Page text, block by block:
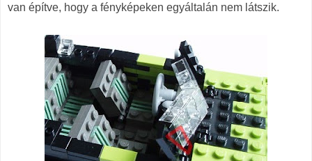
van építve, hogy a fényképeken egyáltalán nem látszik.